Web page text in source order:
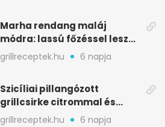
Marha rendang maláj
módra: lassú főzéssel lesz
igazán szaftos
grillreceptek.hu 6 napja
Szicíliai pillangózott
grillcsirke citrommal és
oregánóval
grillreceptek.hu 6 napja